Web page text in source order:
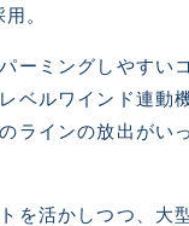
。
ーミングしやすい
ベルワインド連動
ラインの放出がい
を活かしつつ、大